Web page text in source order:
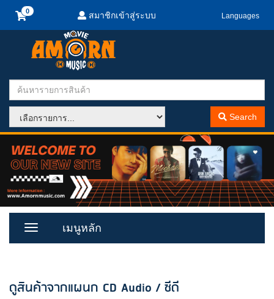
สมาชิกเข้าสู่ระบบ Languages
Search
Toggle
เมนูหลัก
ดูสินค้าจากแผนก CD Audio / ซีดี